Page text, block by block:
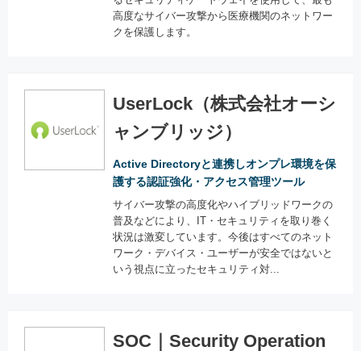
高度なサイバー攻撃から医療機関のネットワー
クを保護します。
UserLock（株式会社オーシ
ャンブリッジ）
Active Directoryと連携しオンプレ環境を保
護する認証強化・アクセス管理ツール
サイバー攻撃の高度化やハイブリッドワークの
普及などにより、IT・セキュリティを取り巻く
状況は激変しています。今後はすべてのネット
ワーク・デバイス・ユーザーが安全ではないと
いう視点に立ったセキュリティ対...
SOC｜Security Operation